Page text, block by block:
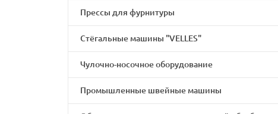
Прессы для фурнитуры
Стёгальные машины "VELLES"
Чулочно-носочное оборудование
Промышленные швейные машины